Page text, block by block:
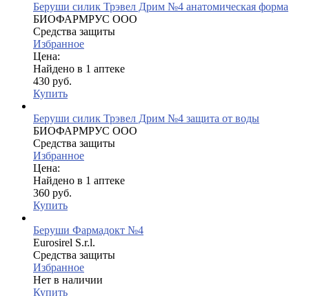
Беруши силик Трэвел Дрим №4 анатомическая форма
БИОФАРМРУС ООО
Средства защиты
Избранное
Цена:
Найдено в 1 аптеке
430 руб.
Купить
Беруши силик Трэвел Дрим №4 защита от воды
БИОФАРМРУС ООО
Средства защиты
Избранное
Цена:
Найдено в 1 аптеке
360 руб.
Купить
Беруши Фармадокт №4
Eurosirel S.r.l.
Средства защиты
Избранное
Нет в наличии
Купить